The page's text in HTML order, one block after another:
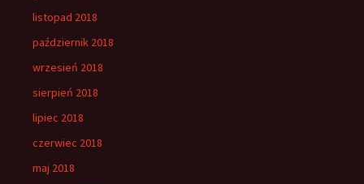
listopad 2018
październik 2018
wrzesień 2018
sierpień 2018
lipiec 2018
czerwiec 2018
maj 2018